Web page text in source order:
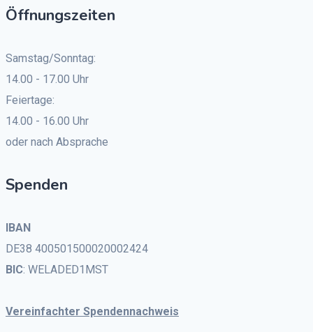
Öffnungszeiten
Samstag/Sonntag:
14.00 - 17.00 Uhr
Feiertage:
14.00 - 16.00 Uhr
oder nach Absprache
Spenden
IBAN
DE38 400501500020002424
BIC: WELADED1MST
Vereinfachter Spendennachweis